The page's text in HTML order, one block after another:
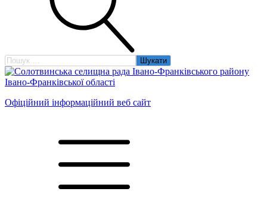
Пошук:
Офіційний інформаційний веб сайт